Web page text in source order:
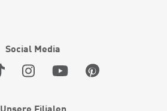
Social Media
Unsere Filialen